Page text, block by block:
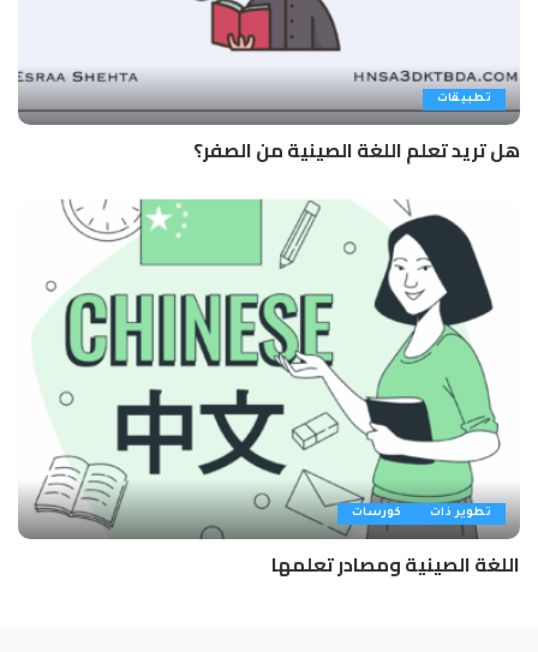
تطبيقات
هل تريد تعلم اللغة الصينية من الصفر؟
تطوير ذات كورسات
اللغة الصينية ومصادر تعلمها